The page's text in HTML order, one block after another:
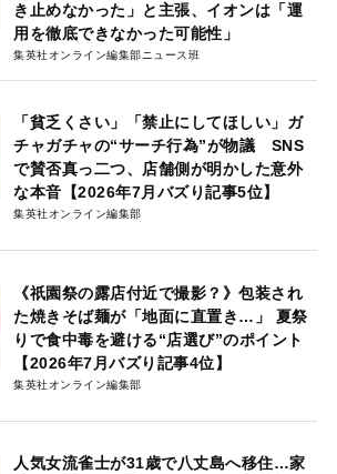
き止めなかった」と主張、イオンは「運
用を徹底できなかった可能性」
集英社オンライン編集部ニュース班
「貧乏くさい」「禁止にしてほしい」ガ
チャガチャの“サーチ行為”が物議 SNS
で賛否真っ二つ、店舗側が明かした意外
な本音【2026年7月バズり記事5位】
集英社オンライン編集部
《祇園祭の露店付近で撮影？》包装され
た焼きそば麺が「地面に直置き…」 夏祭
りで食中毒を避ける“店選び”のポイント
【2026年7月バズり記事4位】
集英社オンライン編集部
人気女流雀士が31歳で八丈島へ移住…家